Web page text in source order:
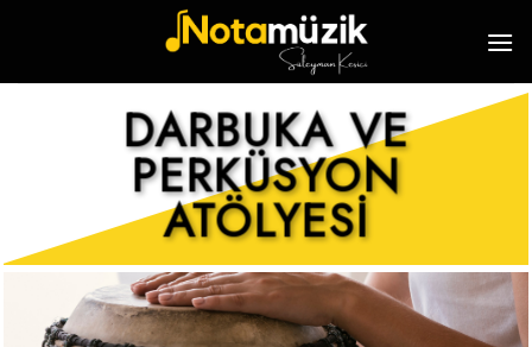
DARBUKA VE
PERKÜSYON
ATÖLYESİ